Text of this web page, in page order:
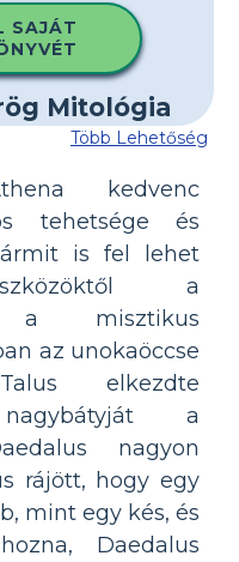
SAJÁT
Több Lehetőség
kedvenc
tehetsége és
is fel lehet
a
a misztikus
az unokaöccse
elkezdte
a
nagyon
rájött, hogy egy
mint egy kés, és
Daedalus